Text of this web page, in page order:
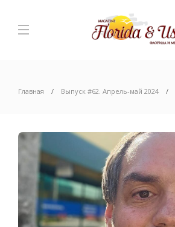
Главная Выпуск #62. Апрель-май 2024